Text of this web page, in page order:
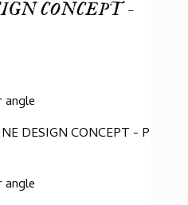
CONCEPT -
angle
DESIGN CONCEPT - P
angle